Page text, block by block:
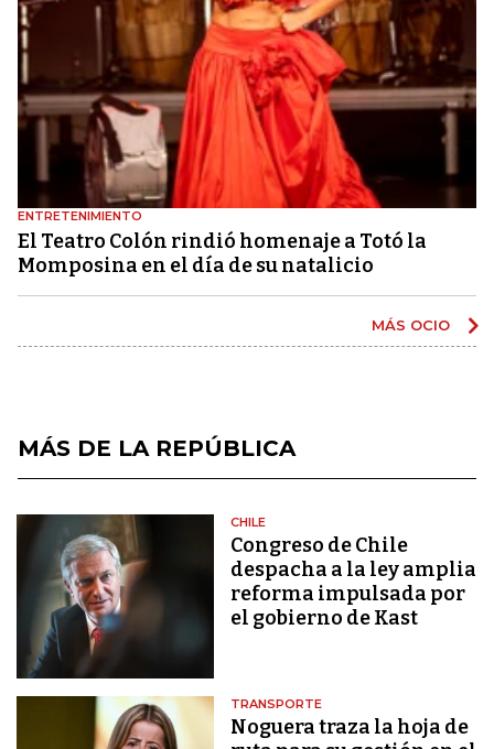
ENTRETENIMIENTO
El Teatro Colón rindió homenaje a Totó la
Momposina en el día de su natalicio
MÁS OCIO
MÁS DE LA REPÚBLICA
CHILE
Congreso de Chile
despacha a la ley amplia
reforma impulsada por
el gobierno de Kast
TRANSPORTE
Noguera traza la hoja de